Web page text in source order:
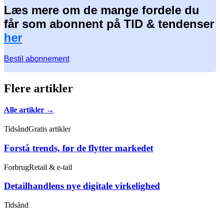
Læs mere om de mange fordele du
får som abonnent på TID & tendenser
her
Bestil abonnement
Flere artikler
Alle artikler →
TidsåndGratis artikler
Forstå trends, før de flytter markedet
ForbrugRetail & e-tail
Detailhandlens nye digitale virkelighed
Tidsånd